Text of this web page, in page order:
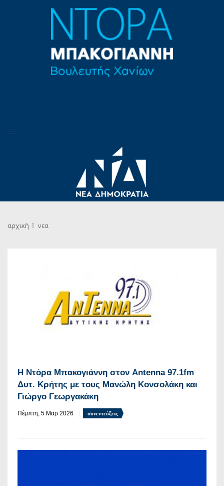
αρχική νεα
Η Ντόρα Μπακογιάννη στον Antenna 97.1fm
Δυτ. Κρήτης με τους Μανώλη Κονσολάκη και
Γιώργο Γεωργακάκη
Πέμπτη, 5 Μαρ 2026 συνεντεύξεις